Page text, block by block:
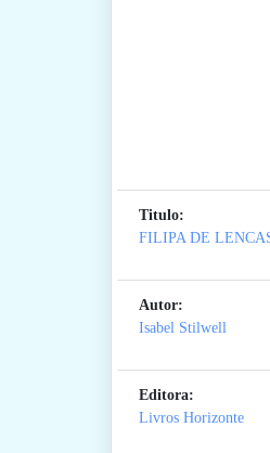
Titulo:
FILIPA DE
Autor:
Isabel Stilwell
Editora:
Livros Horizonte